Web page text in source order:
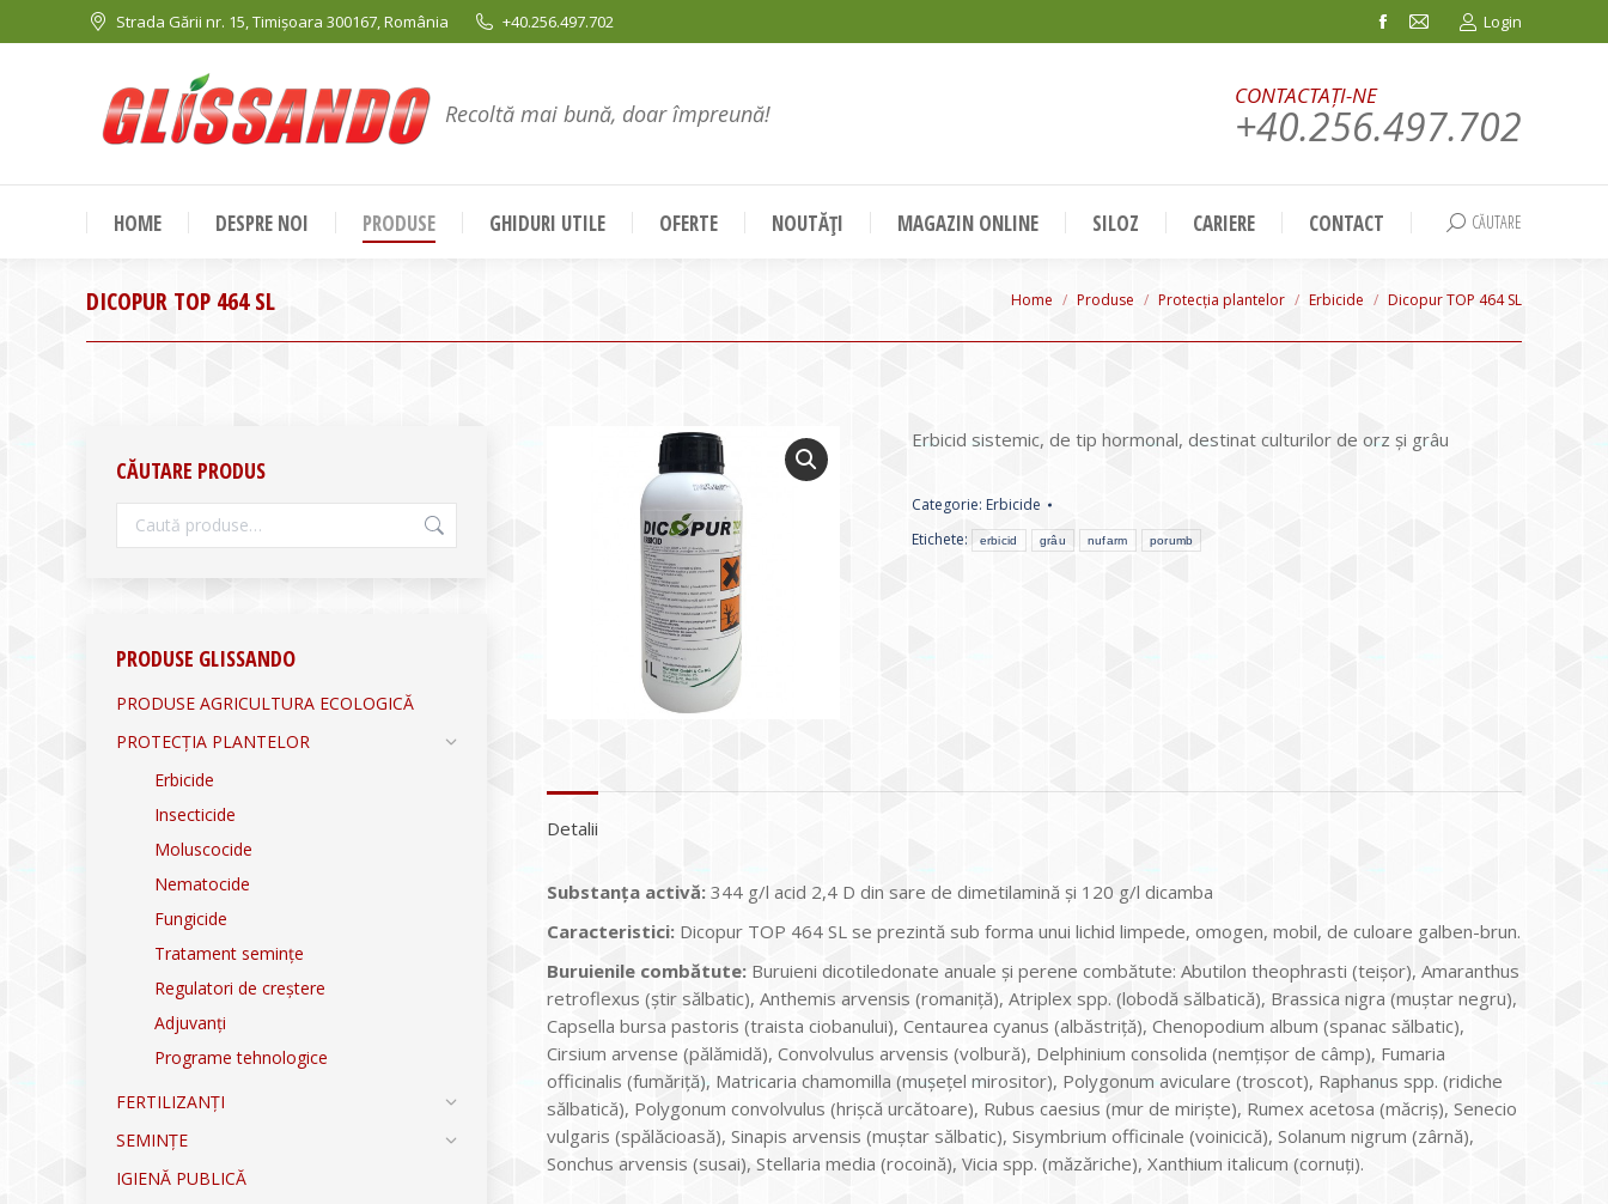
Strada Gării nr. 15, Timișoara 300167, România +40.256.497.702
Facebook
in
window
Mail
in
window
Login
Recoltă mai bună, doar împreună!
CONTACTAȚI-NE
+40.256.497.702
HOME DESPRE NOI PRODUSE GHIDURI UTILE OFERTE NOUTĂȚI MAGAZIN ONLINE SILOZ CARIERE CONTACT Search:
CĂUTARE
DICOPUR TOP 464 SL You are here:
Home Produse Protecția plantelor Erbicide Dicopur TOP 464 SL
Erbicid sistemic, de tip hormonal, destinat culturilor de orz și grâu
Categorie: Erbicide
Etichete:
erbicid grâu nufarm porumb
Detalii
Substanţa activă: 344 g/l acid 2,4 D din sare de dimetilamină şi 120 g/l dicamba
Caracteristici: Dicopur TOP 464 SL se prezintă sub forma unui lichid limpede, omogen, mobil, de culoare galben-brun.
Buruienile combătute: Buruieni dicotiledonate anuale şi perene combătute: Abutilon theophrasti (teişor), Amaranthus
retroflexus (ştir sălbatic), Anthemis arvensis (romaniţă), Atriplex spp. (lobodă sălbatică), Brassica nigra (muştar negru),
Capsella bursa pastoris (traista ciobanului), Centaurea cyanus (albăstriţă), Chenopodium album (spanac sălbatic),
Cirsium arvense (pălămidă), Convolvulus arvensis (volbură), Delphinium consolida (nemţişor de câmp), Fumaria
officinalis (fumăriţă), Matricaria chamomilla (muşeţel mirositor), Polygonum aviculare (troscot), Raphanus spp. (ridiche
sălbatică), Polygonum convolvulus (hrişcă urcătoare), Rubus caesius (mur de mirişte), Rumex acetosa (măcriş), Senecio
vulgaris (spălăcioasă), Sinapis arvensis (muştar sălbatic), Sisymbrium officinale (voinicică), Solanum nigrum (zârnă),
Sonchus arvensis (susai), Stellaria media (rocoină), Vicia spp. (măzăriche), Xanthium italicum (cornuți).
CĂUTARE PRODUS
PRODUSE GLISSANDO
PRODUSE AGRICULTURA ECOLOGICĂ
PROTECȚIA PLANTELOR
Erbicide
Insecticide
Moluscocide
Nematocide
Fungicide
Tratament semințe
Regulatori de creștere
Adjuvanți
Programe tehnologice
FERTILIZANȚI
SEMINȚE
IGIENĂ PUBLICĂ